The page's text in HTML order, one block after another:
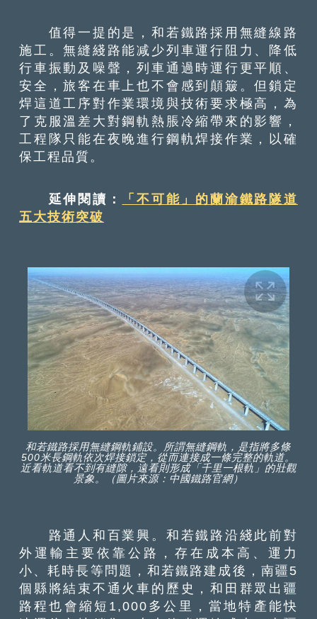
值得一提的是，和若鐵路採用無縫線路
施工。無縫綫路能减少列車運行阻力、降低
行車振動及噪聲，列車通過時運行更平順、
安全，旅客在車上也不會感到顛簸。但鎖定
焊這道工序對作業環境與技術要求極高，為
了克服溫差大對鋼軌熱脹冷縮帶來的影響，
工程隊只能在夜晚進行鋼軌焊接作業，以確
保工程品質。
延伸閱讀：
「不可能」的蘭渝鐵路隧道
五大技術突破
和若鐵路採用無縫鋼軌鋪設。所謂無縫鋼軌，是指將多條
500米長鋼軌依次焊接鎖定，從而連接成一條完整的軌道。
近看軌道看不到有縫隙，遠看則形成「千里一根軌」的壯觀
景象。（圖片來源：中國鐵路官網）
路通人和百業興。和若鐵路沿綫此前對
外運輸主要依靠公路，存在成本高、運力
小、耗時長等問題，和若鐵路建成後，南疆5
個縣將結束不通火車的歷史，和田群眾出疆
路程也會縮短1,000多公里，當地特產能快